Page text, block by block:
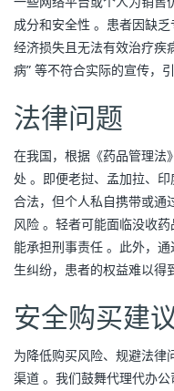
成分和安全性 。患者因缺
经济损失且无法有效治疗疾
病” 等不符合实际的宣传，
法律问题
在我国，根据《药品管理法
处 。即便老挝、孟加拉、
合法，但个人私自携带或通
风险 。轻者可能面临没收
能承担刑事责任 。此外，
生纠纷，患者的权益难以得
安全购买建
为降低购买风险、规避法律
渠道 。我们鼓舞代理代办